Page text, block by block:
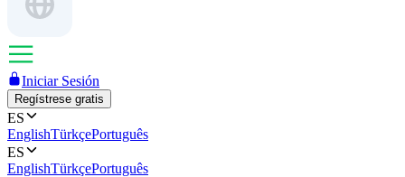
Iniciar Sesión
Regístrese gratis
ES
EnglishTürkçePortuguês
ES
EnglishTürkçePortuguês